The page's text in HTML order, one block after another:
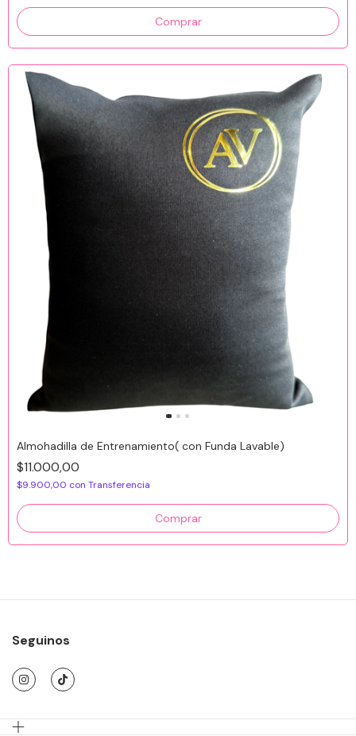
Comprar
Almohadilla de Entrenamiento( con Funda Lavable)
$11.000,00
$9.900,00 con Transferencia
Comprar
Seguinos